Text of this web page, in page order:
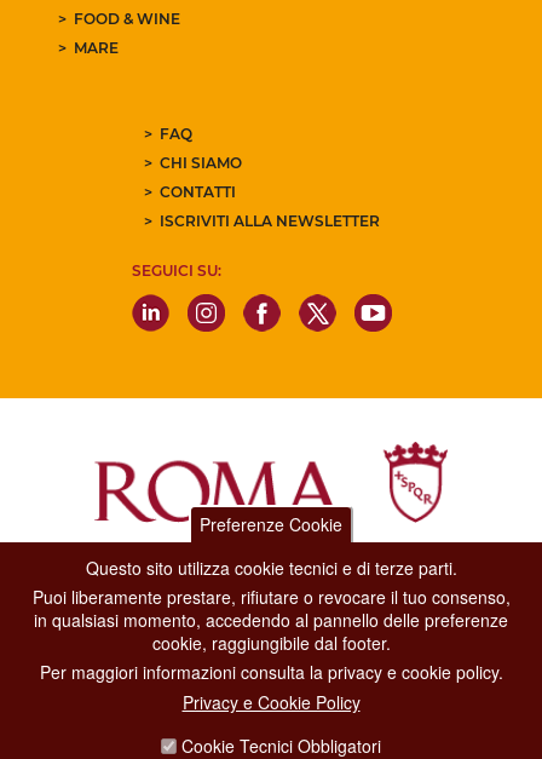
FOOD & WINE
MARE
FAQ
CHI SIAMO
CONTATTI
ISCRIVITI ALLA NEWSLETTER
SEGUICI SU:
Dipartimento Grandi Eventi, Sport, Turismo e Moda.
Via di San Basilio, 51
00187 Roma
CONTACT CENTER TEL. 06 06 08
CONTATTA LA REDAZIONE
Preferenze Cookie
Questo sito utilizza cookie tecnici e di terze parti.
Puoi liberamente prestare, rifiutare o revocare il tuo consenso,
in qualsiasi momento, accedendo al pannello delle preferenze
cookie, raggiungibile dal footer.
Per maggiori informazioni consulta la privacy e cookie policy.
Privacy e Cookie Policy
Cookie Tecnici Obbligatori